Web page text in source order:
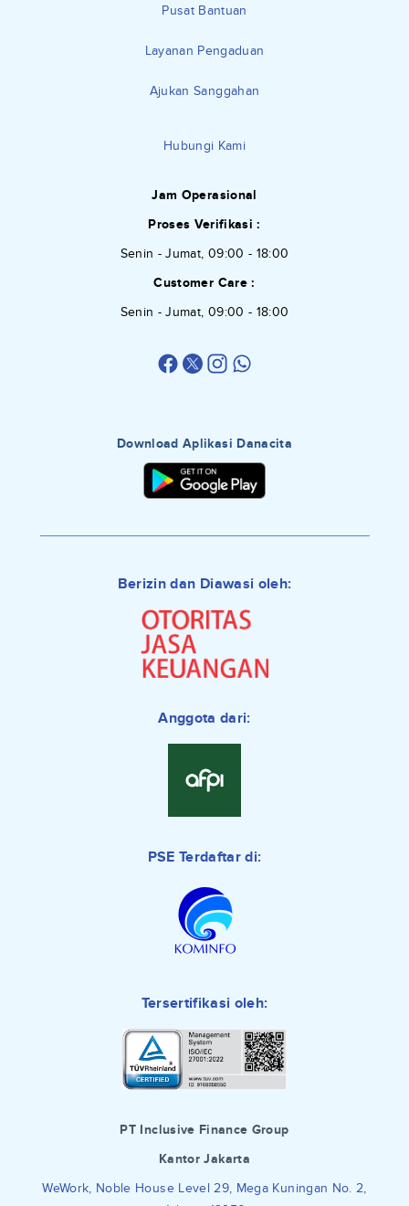
Pusat Bantuan
Layanan Pengaduan
Ajukan Sanggahan
Hubungi Kami
Jam Operasional
Proses Verifikasi :
Senin - Jumat, 09:00 - 18:00
Customer Care :
Senin - Jumat, 09:00 - 18:00
Download Aplikasi Danacita
Berizin dan Diawasi oleh:
Anggota dari:
PSE Terdaftar di:
Tersertifikasi oleh:
PT Inclusive Finance Group
Kantor Jakarta
WeWork, Noble House Level 29, Mega Kuningan No. 2,